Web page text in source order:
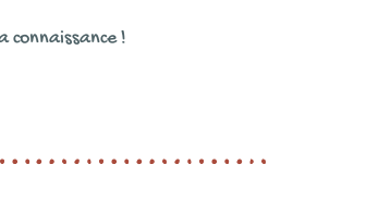
connaissance !